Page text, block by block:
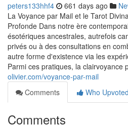
peters133hhf4 661 days ago
La Voyance par Mail et le Tarot
Profonde Dans notre ère
ésotériques ancestrales, autrefois
privés ou à des consultations en
autre forme d'existence via les
Parmi ces pratiques, la clairvoyance
olivier.com/voyance-par-mail
Comments
Who Upvoted
Comments